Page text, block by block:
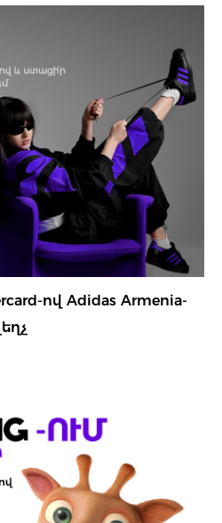
ով Adidas Armenia-